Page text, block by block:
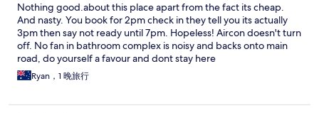
Nothing good.about this place apart from the fact its cheap.
And nasty. You book for 2pm check in they tell you its actually
3pm then say not ready until 7pm. Hopeless! Aircon doesn't turn
off. No fan in bathroom complex is noisy and backs onto main
road, do yourself a favour and dont stay here
Ryan，1 晚旅行